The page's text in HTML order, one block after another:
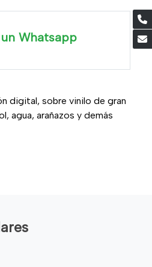
Whatsapp
digital, sobre vinilo de gran
agua, arañazos y demás